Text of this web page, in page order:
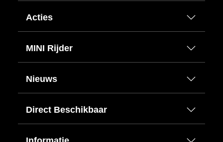
Acties
MINI Rijder
Nieuws
Direct Beschikbaar